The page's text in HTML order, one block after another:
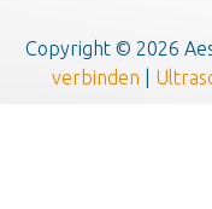
Copyright © 2026
verbinden